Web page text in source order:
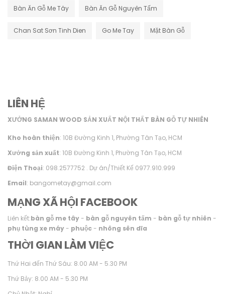
Bàn Ăn Gỗ Me Tây Bàn Ăn Gỗ Nguyên Tấm
Chan Sat Sơn Tinh Dien Go Me Tay Mặt Bàn Gỗ
LIÊN HỆ
XƯỞNG SAMAN WOOD SẢN XUẤT NỘI THẤT BÀN GỖ TỰ NHIÊN
Kho hoàn thiện: 10B Đường Kinh 1, Phường Tân Tạo, HCM
Xưởng sản xuất: 10B Đường Kinh 1, Phường Tân Tạo, HCM
Điện Thoại: 098.2577752 . Dự án/Thiết Kế 0977.910.999
Email: bangometay@gmail.com
MẠNG XÃ HỘI FACEBOOK
Liên kết:bàn gỗ me tây- bàn gỗ nguyên tấm - bàn gỗ tự nhiên -
phụ tùng xe máy- phuộc- nhông sên dĩa
THỜI GIAN LÀM VIỆC
Thứ Hai đến Thứ Sáu: 8.00 AM - 5.30 PM
Thứ Bảy: 8.00 AM - 5.30 PM